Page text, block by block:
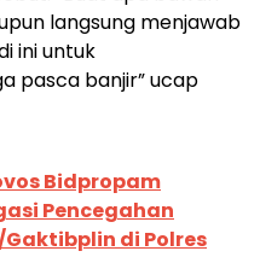
langsung menjawab
ini untuk
pasca banjir” ucap
Bidpropam
Pencegahan
di Polres